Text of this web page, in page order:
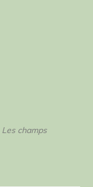
Les champs